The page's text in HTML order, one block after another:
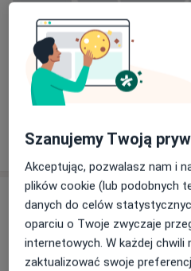
Kociewskie Centrum Zdrowia
Gdański
Opinie o specjalistach (49)
49 opinii
Szanujemy Twoją
Akceptując, pozwalasz nam i
plików cookie (lub podobnych
danych do celów
oparciu o Twoje zwyczaje
internetowych. W każdej chwili
zaktualizować swoje